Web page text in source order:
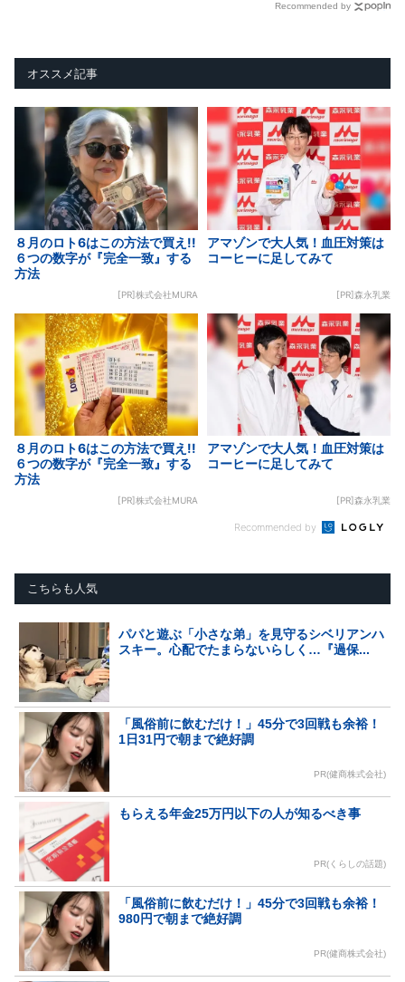
Recommended by
オススメ記事
８月のロト6はこの方法で買え!!
６つの数字が『完全一致』する
方法
[PR]株式会社MURA
アマゾンで大人気！血圧対策は
コーヒーに足してみて
[PR]森永乳業
８月のロト6はこの方法で買え!!
６つの数字が『完全一致』する
方法
[PR]株式会社MURA
アマゾンで大人気！血圧対策は
コーヒーに足してみて
[PR]森永乳業
Recommended by
こちらも人気
パパと遊ぶ「小さな弟」を見守るシベリアンハ
スキー。心配でたまらないらしく…『過保...
「風俗前に飲むだけ！」45分で3回戦も余裕！
1日31円で朝まで絶好調
PR(健商株式会社)
もらえる年金25万円以下の人が知るべき事
PR(くらしの話題)
「風俗前に飲むだけ！」45分で3回戦も余裕！
980円で朝まで絶好調
PR(健商株式会社)